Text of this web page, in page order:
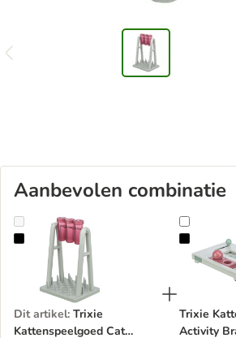
Aanbevolen combinatie
Trixie Kattenspeelgoed Cat Activity Turn
Dit artikel: Trixie
Kattenspeelgoed Cat
Trixie
Trixie
Activity